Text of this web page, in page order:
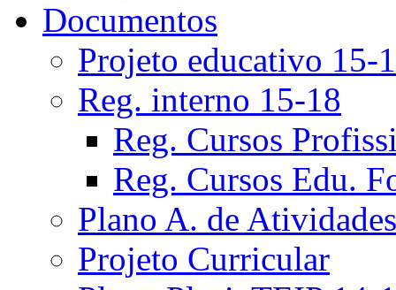
Documentos
Projeto educativo 15-
Reg. interno 15-18
Reg. Cursos
Reg. Cursos Edu.
Plano A. de Atividades
Projeto Curricular